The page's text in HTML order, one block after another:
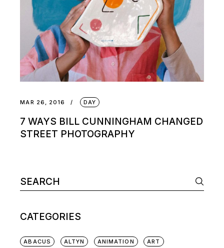
MAR 26, 2016 DAY
7 WAYS BILL CUNNINGHAM CHANGED
STREET PHOTOGRAPHY
CATEGORIES
ABACUS ALTYN ANIMATION ART